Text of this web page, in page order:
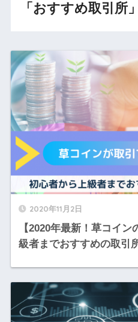
「おすすめ取引所
2020年11月2日
【2020年最新！草コイ
級者までおすすめの取引